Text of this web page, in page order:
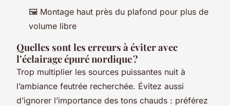
🖼 Montage haut près du plafond pour plus de
volume libre
Quelles sont les erreurs à éviter avec
l’éclairage épuré nordique ?
Trop multiplier les sources puissantes nuit à
l’ambiance feutrée recherchée. Évitez aussi
d’ignorer l’importance des tons chauds : préférez